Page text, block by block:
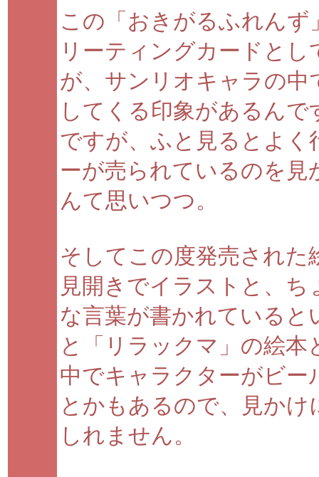
この「おきがるふれんず
リーティングカードと
が、サンリオキャラの
してくる印象があるん
ですが、ふと見るとよ
ーが売られているのを
んて思いつつ。
そしてこの度発売され
見開きでイラストと、
な言葉が書かれていると
と「リラックマ」の絵
中でキャラクターがビ
とかもあるので、見か
しれません。